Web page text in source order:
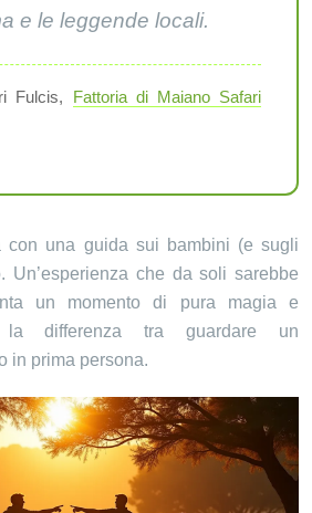
e le leggende locali.
Fulcis, Fattoria di Maiano Safari
con una guida sui bambini (e sugli
Un’esperienza che da soli sarebbe
un momento di pura magia e
la differenza tra guardare un
in prima persona.